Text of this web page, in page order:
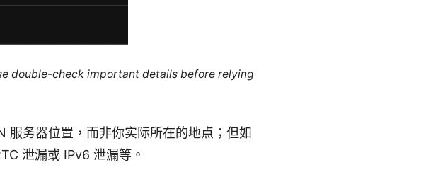
double-check important details before relying
服务器位置，而非你实际所在的地点；但如
泄漏或 IPv6 泄漏等。